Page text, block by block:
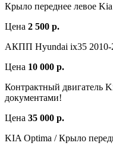
Крыло переднее левое
Цена 2 500 р.
АКПП Hyundai ix35 2010-
Цена 10 000 р.
Контрактный двигатель
документами!
Цена 35 000 р.
KIA Optima / Крыло